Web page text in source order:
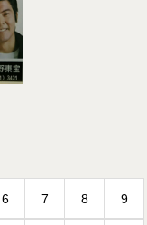
6 7 8 9